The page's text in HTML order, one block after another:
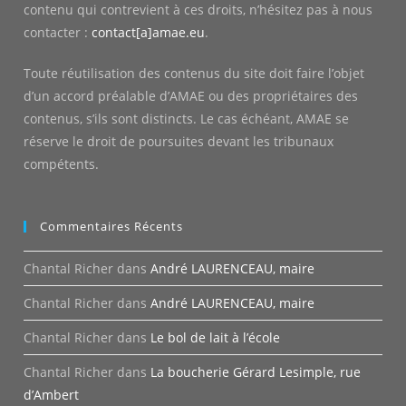
contenu qui contrevient à ces droits, n’hésitez pas à nous
contacter :contact[a]amae.eu.
Toute réutilisation des contenus du site doit faire l’objet
d’un accord préalable d’AMAE ou des propriétaires des
contenus, s’ils sont distincts. Le cas échéant, AMAE se
réserve le droit de poursuites devant les tribunaux
compétents.
Commentaires Récents
Chantal Richer dansAndré LAURENCEAU, maire
Chantal Richer dansAndré LAURENCEAU, maire
Chantal Richer dans Le bol de lait à l’école
Chantal Richer dans La boucherie Gérard Lesimple, rue
d’Ambert